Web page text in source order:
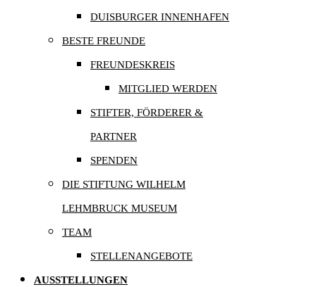
DUISBURGER INNENHAFEN
BESTE FREUNDE
FREUNDESKREIS
MITGLIED WERDEN
STIFTER, FÖRDERER &
PARTNER
SPENDEN
DIE STIFTUNG WILHELM
LEHMBRUCK MUSEUM
TEAM
STELLENANGEBOTE
AUSSTELLUNGEN